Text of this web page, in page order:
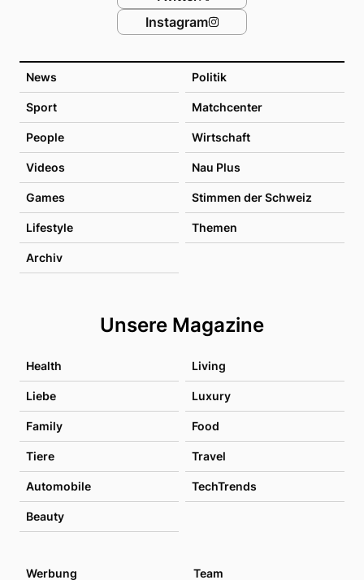
News Politik
Sport Matchcenter
People Wirtschaft
Videos Nau Plus
Games Stimmen der Schweiz
Lifestyle Themen
Archiv
Unsere Magazine
Health Living
Liebe Luxury
Family Food
Tiere Travel
Automobile TechTrends
Beauty
Instagram
Werbung Team